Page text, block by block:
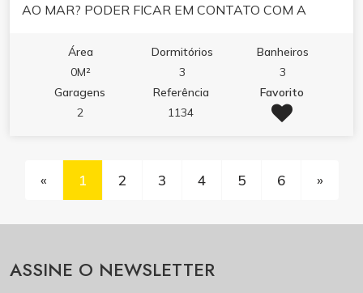
AO MAR? PODER FICAR EM CONTATO COM A
VISITA E CONHECER SEU NOVO LAR !!!
Área
0M²
Dormitórios
3
Banheiros
3
Garagens
2
Referência
1134
Favorito
« 1 2 3 4 5 6 »
ASSINE O NEWSLETTER